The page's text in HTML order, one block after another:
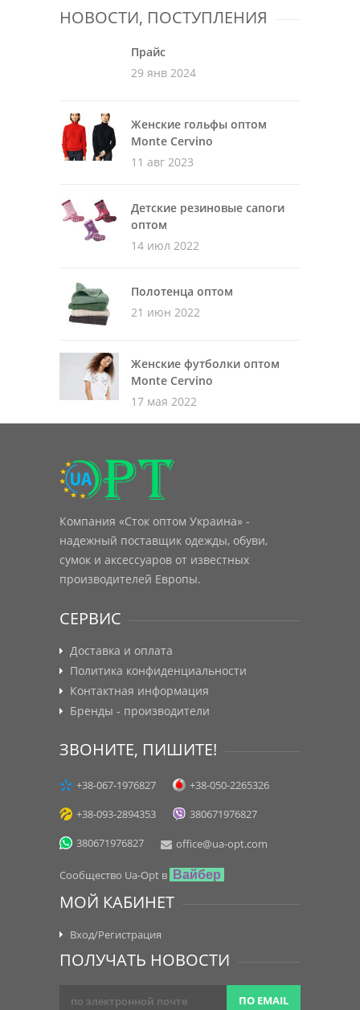
НОВОСТИ, ПОСТУПЛЕНИЯ
Прайс
29 янв 2024
Женские гольфы оптом
Monte Cervino
11 авг 2023
Детские резиновые сапоги
оптом
14 июл 2022
Полотенца оптом
21 июн 2022
Женские футболки оптом
Monte Cervino
17 мая 2022
Компания «Сток оптом Украина» -
надежный поставщик одежды, обуви,
сумок и аксессуаров от известных
производителей Европы.
СЕРВИС
Доставка и оплата
Политика конфиденциальности
Контактная информация
Бренды - производители
ЗВОНИТЕ, ПИШИТЕ!
+38-067-1976827
+38-050-2265326
+38-093-2894353
380671976827
380671976827
office@ua-opt.com
Сообщество Ua-Opt в Вайбер
МОЙ КАБИНЕТ
Вход/Регистрация
ПОЛУЧАТЬ НОВОСТИ
ПО EMAIL